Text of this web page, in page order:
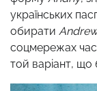
українських
обирати
соцмережах
той варіант, що